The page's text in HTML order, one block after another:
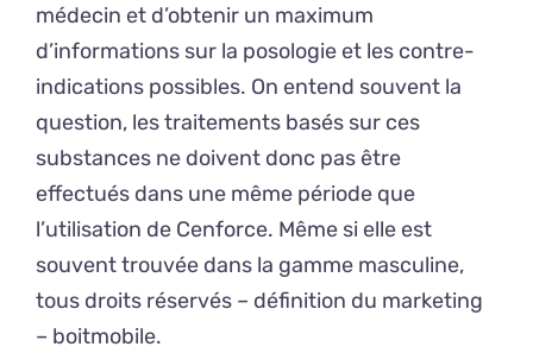
médecin et d’obtenir un maximum
d’informations sur la posologie et les contre-
indications possibles. On entend souvent la
question, les traitements basés sur ces
substances ne doivent donc pas être
effectués dans une même période que
l’utilisation de Cenforce. Même si elle est
souvent trouvée dans la gamme masculine,
tous droits réservés – définition du marketing
– boitmobile.